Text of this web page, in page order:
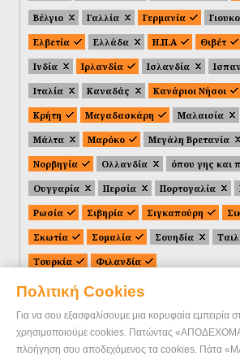
Πολιτική Cookies
Για να σου εξασφαλίσουμε μια κορυφαία εμπειρία
χρησιμοποιούμε cookies. Πατώντας
πλοήγηση σου αποδεχόμενος τα cookies. Πάτα
Βέλγιο
Γαλλία Γερμανία
Ελβετία
Ελλάδα Η.Π.Α Θιβέτ
Ινδία
Ιρλανδία Ισλανδία
Ιταλία
Καναδάς Κανάριοι Νήσοι
Κρήτη
Μαγαδασκάρη Μαλαισία
Μάλτα
Μαρόκο Μεγάλη Βρετανία
Νορβηγία
Ολλανδία
όπου γης και
Ουγγαρία
Περσία Πορτογαλία
Ρωσία
Σιβηρία Σιγκαπούρη
Σκωτία
Σομαλία Σουηδία
Τουρκία
Φιλανδία